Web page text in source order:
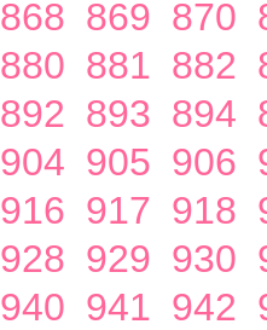
868 869 870
880 881 882
892 893 894
904 905 906
916 917 918
928 929 930
940 941 942